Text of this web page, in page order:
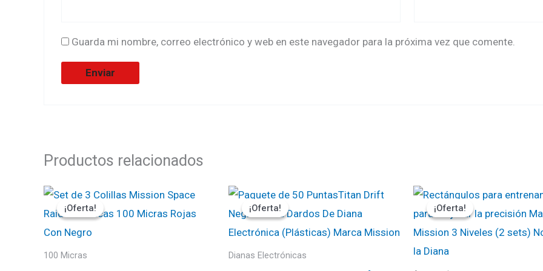
Guarda mi nombre, correo electrónico y web en este navegador para la próxima vez que comente.
Productos relacionados
¡Oferta!
¡Oferta!
100 Micras
El
precio
original
₡1000.
El
precio
actual
¡Oferta!
¡Oferta!
Dianas Electrónicas
El
precio
original
₡2000.
El
precio
actual
₡1800.
¡Oferta!
¡Oferta!
El
precio
original
₡10000.
El
precio
actual
₡9000.